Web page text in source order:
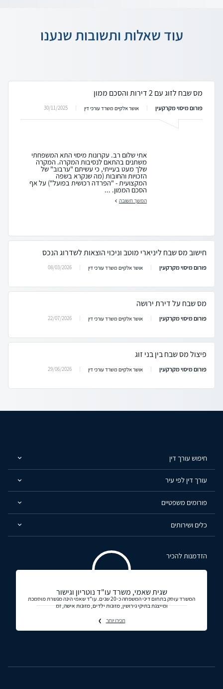
עוד שאלות ותשובות שנענו
מס שבח לזוג עם 2 דירות והסכם ממון
פורום מיסוי מקרקעין אושר אלקיים משרד עורכי דין 30/11/2025
אתי שלום רב. עקרונות מיסוי התא המשפחתי
משתנים בהתאם לנסיבות המקרה. המקרה
שלך מעט בעייתי, כי עשיתם "ערבוב" של
הזכויות והחובות (מה שנקרא בשפה
המקצועית - "הפרדה רכושית בפועל") על אף
הסכם הממון. ...
המשך תשובה
חישוב מס שבח ליניארי מוטב וניכוי הוצאות לשדרוג הנכס
פורום מיסוי מקרקעין אושר אלקיים משרד עורכי דין 08/03/2026
מס שבח על דירת ירושה
פורום מיסוי מקרקעין אושר אלקיים משרד עורכי דין 22/07/2026
פיצול מס שבח בין בני זוג
פורום מיסוי מקרקעין אושר אלקיים משרד עורכי דין 29/06/2026
חיפוש עורך דין
עורך דין לפי עיר
פורומים משפטיים
כלים ושירותים
הזדמנות להכיר
שגית שאמי, משרד עו"ד נוטריון וגישור
המשרד עוסק בתחום דיני המשפחה כ-20 שנים. עו"ד שאמי הינה מגשרת מוסמכת
ומייצגת בתיקי גירושין, מזונות ילדים, מזונות אישה, זמ
תכירו יותר